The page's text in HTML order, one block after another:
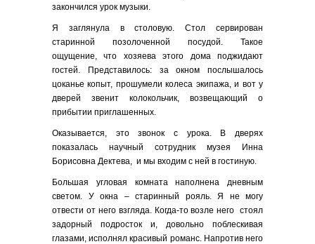
закончился урок музыки.
Я заглянула в столовую. Стол сервирован
старинной позолоченной посудой. Такое
ощущение, что хозяева этого дома поджидают
гостей. Представилось: за окном послышалось
цоканье копыт, прошумели колеса экипажа, и вот у
дверей звенит колокольчик, возвещающий о
прибытии приглашенных.
Оказывается, это звонок с урока. В дверях
показалась научный сотрудник музея Инна
Борисовна Дектева, и мы входим с ней в гостиную.
Большая угловая комната наполнена дневным
светом. У окна – старинный рояль. Я не могу
отвести от него взгляда. Когда-то возле него стоял
задорный подросток и, довольно поблескивая
глазами, исполнял красивый романс. Напротив него